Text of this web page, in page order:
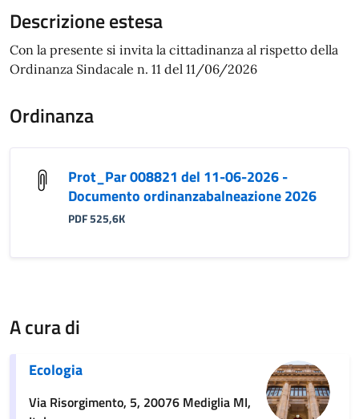
Descrizione estesa
Con la presente si invita la cittadinanza al rispetto della
Ordinanza Sindacale n. 11 del 11/06/2026
Ordinanza
Prot_Par 008821 del 11-06-2026 -
Documento ordinanzabalneazione 2026
PDF 525,6K
A cura di
Ecologia
Via Risorgimento, 5, 20076 Mediglia MI,